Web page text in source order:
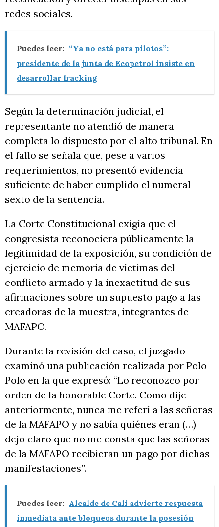
redes sociales.
Puedes leer: “Ya no está para pilotos”:
presidente de la junta de Ecopetrol insiste en
desarrollar fracking
Según la determinación judicial, el
representante no atendió de manera
completa lo dispuesto por el alto tribunal. En
el fallo se señala que, pese a varios
requerimientos, no presentó evidencia
suficiente de haber cumplido el numeral
sexto de la sentencia.
La Corte Constitucional exigía que el
congresista reconociera públicamente la
legitimidad de la exposición, su condición de
ejercicio de memoria de víctimas del
conflicto armado y la inexactitud de sus
afirmaciones sobre un supuesto pago a las
creadoras de la muestra, integrantes de
MAFAPO.
Durante la revisión del caso, el juzgado
examinó una publicación realizada por Polo
Polo en la que expresó: “Lo reconozco por
orden de la honorable Corte. Como dije
anteriormente, nunca me referí a las señoras
de la MAFAPO y no sabía quiénes eran (…)
dejo claro que no me consta que las señoras
de la MAFAPO recibieran un pago por dichas
manifestaciones”.
Puedes leer: Alcalde de Cali advierte respuesta
inmediata ante bloqueos durante la posesión